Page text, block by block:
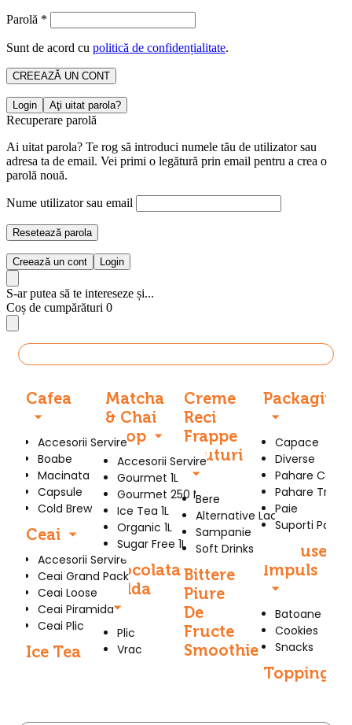
Parolă *
Sunt de acord cu politică de confidențialitate.
CREEAZĂ UN CONT
Login Aţi uitat parola?
Recuperare parolă
Ai uitat parola? Te rog să introduci numele tău de utilizator sau
adresa ta de email. Vei primi o legătură prin email pentru a crea o
parolă nouă.
Nume utilizator sau email
Resetează parola
Creează un cont Login
S-ar putea să te intereseze și...
Coș de cumpărături 0
Cafea
Accesorii Servire
Boabe
Macinata
Capsule
Cold Brew
Ceai
Accesorii Servire
Ceai Grand Pack
Ceai Loose
Ceai Piramida
Ceai Plic
Ice Tea
Matcha
& Chai
Sirop
Accesorii Servire
Gourmet 1L
Gourmet 250 Ml
Ice Tea 1L
Organic 1L
Sugar Free 1L
Ciocolata
Calda
Plic
Vrac
Creme
Reci
Frappe
Bauturi
Bere
Alternative Lactate
Sampanie
Soft Drinks
Bittere
Piure
De
Fructe
Smoothie
Packaging
Capace
Diverse
Pahare
Pahare
Paie
Suporti
Produse
Impuls
Batoane
Cookies
Snacks
Topping